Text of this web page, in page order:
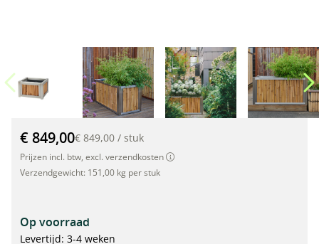
Bamboe verhoogde plantenbak met roestvrijstalen frame, 67
€ 849,00€ 849,00 / stuk
Prijzen incl. btw, excl. verzendkosten
Verzendgewicht: 151,00 kg per stuk
Op voorraad
Levertijd: 3-4 weken